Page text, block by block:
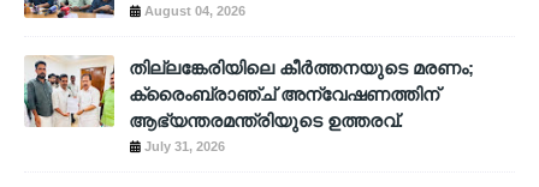
August 04, 2026
തില്ലങ്കേരിയിലെ കീർത്തനയുടെ മരണം;
ക്രൈംബ്രാഞ്ച് അന്വേഷണത്തിന്
ആഭ്യന്തരമന്ത്രിയുടെ ഉത്തരവ്.
July 31, 2026